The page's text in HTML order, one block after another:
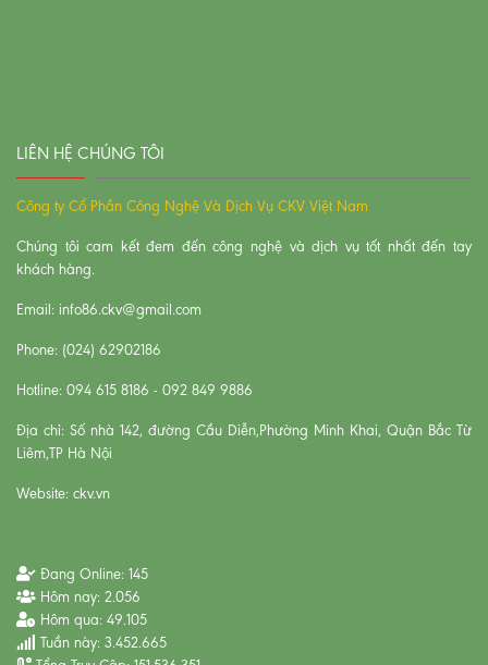
LIÊN HỆ CHÚNG TÔI
Công ty Cổ Phần Công Nghệ Và Dịch Vụ CKV Việt Nam
Chúng tôi cam kết đem đến công nghệ và dịch vụ tốt nhất đến tay
khách hàng.
Email: info86.ckv@gmail.com
Phone: (024) 62902186
Hotline: 094 615 8186 - 092 849 9886
Địa chỉ: Số nhà 142, đường Cầu Diễn,Phường Minh Khai, Quận Bắc Từ
Liêm,TP Hà Nội
Website: ckv.vn
Đang Online: 145
Hôm nay: 2.056
Hôm qua: 49.105
Tuần này: 3.452.665